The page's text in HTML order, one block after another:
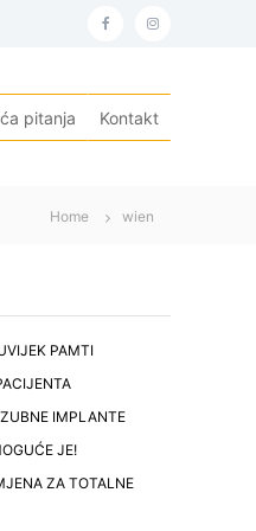
f
c
e
i
s
t
pitanja Kontakt
Home wien
PAMTI
IMPLANTE
JE!
ZA TOTALNE